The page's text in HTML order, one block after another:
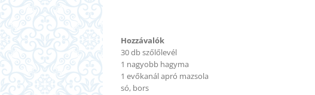
Hozzávalók
30 db szőlőlevél
1 nagyobb hagyma
1 evőkanál apró mazsola
só, bors